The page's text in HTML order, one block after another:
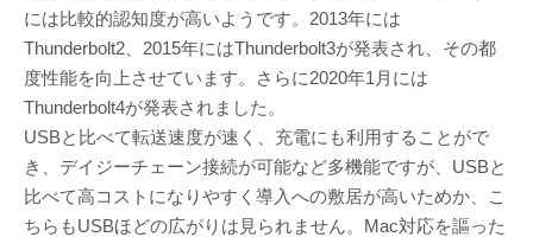
には比較的認知度が高いようです。2013年には
Thunderbolt2、2015年にはThunderbolt3が発表され、その都
度性能を向上させています。さらに2020年1月には
Thunderbolt4が発表されました。
USBと比べて転送速度が速く、充電にも利用することがで
き、デイジーチェーン接続が可能など多機能ですが、USBと
比べて高コストになりやすく導入への敷居が高いためか、こ
ちらもUSBほどの広がりは見られません。Mac対応を謳った